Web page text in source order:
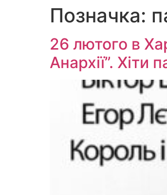
Позначка:
26 лютого в
Анархії”. Хіти